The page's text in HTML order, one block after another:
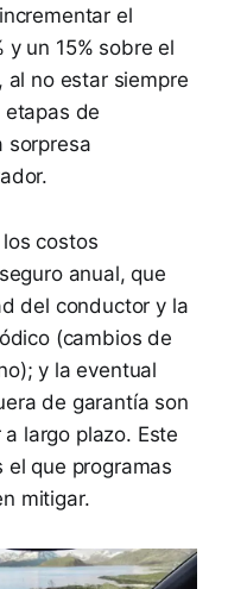
el
un 15% sobre el
al no estar siempre
etapas de
sorpresa
costos
anual, que
del conductor y la
(cambios de
y la eventual
de garantía son
largo plazo. Este
que programas
mitigar.